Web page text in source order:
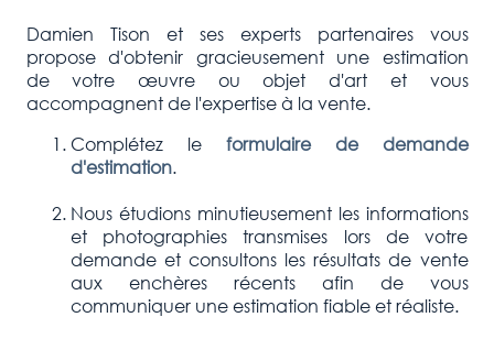
Damien Tison et ses experts partenaires vous
propose d'obtenir gracieusement une estimation
de votre œuvre ou objet d'art et vous
accompagnent de l'expertise à la vente.
Complétez le formulaire de demande
d'estimation.
Nous étudions minutieusement les informations
et photographies transmises lors de votre
demande et consultons les résultats de vente
aux enchères récents afin de vous
communiquer une estimation fiable et réaliste.